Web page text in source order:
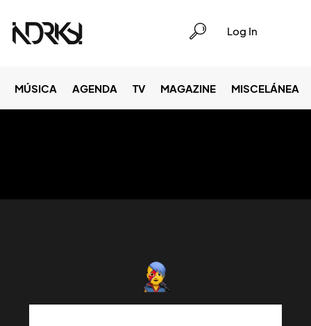
Log In
MÚSICA AGENDA TV MAGAZINE MISCELÁNEA